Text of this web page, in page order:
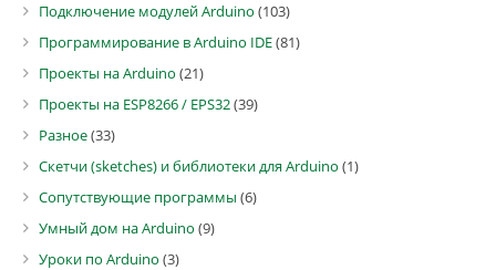
Подключение модулей Arduino (103)
Программирование в Arduino IDE(81)
Проекты на Arduino (21)
Проекты на ESP8266 / EPS32(39)
Разное(33)
Скетчи (sketches) и библиотеки для Arduino (1)
Сопутствующие программы (6)
Умный дом на Arduino (9)
Уроки по Arduino (3)